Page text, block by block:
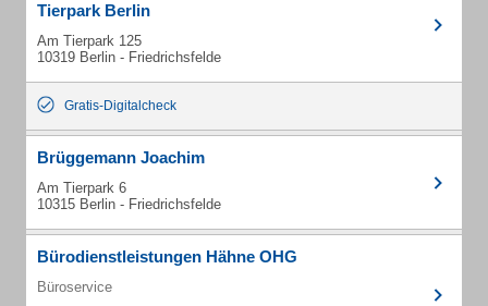
Tierpark Berlin
Am Tierpark 125
10319 Berlin - Friedrichsfelde
Gratis-Digitalcheck
Brüggemann Joachim
Am Tierpark 6
10315 Berlin - Friedrichsfelde
Bürodienstleistungen Hähne OHG
Büroservice